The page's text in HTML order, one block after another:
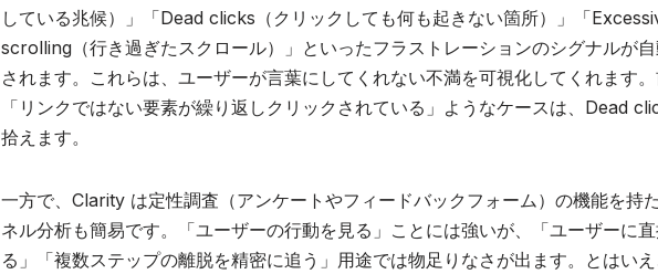
している兆候）」「Dead clicks（クリックしても何も起きない箇所）」「
scrolling（行き過ぎたスクロール）」といったフラストレーションのシグナルが
されます。これらは、ユーザーが言葉にしてくれない不満を可視化してくれます
「リンクではない要素が繰り返しクリックされている」ようなケースは、Dead
拾えます。
一方で、Clarity は定性調査（アンケートやフィードバックフォーム）の機能を持
ネル分析も簡易です。「ユーザーの行動を見る」ことには強いが、「ユーザーに
る」「複数ステップの離脱を精密に追う」用途では物足りなさが出ます。とはい